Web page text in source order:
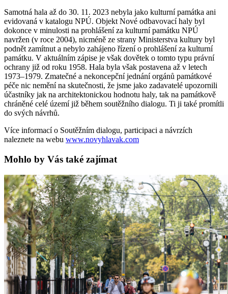
Samotná hala až do 30. 11. 2023 nebyla jako kulturní památka ani
evidovaná v katalogu NPÚ. Objekt Nové odbavovací haly byl
dokonce v minulosti na prohlášení za kulturní památku NPÚ
navržen (v roce 2004), nicméně ze strany Ministerstva kultury byl
podnět zamítnut a nebylo zahájeno řízení o prohlášení za kulturní
památku. V aktuálním zápise je však dovětek o tomto typu právní
ochrany již od roku 1958. Hala byla však postavena až v letech
1973–1979. Zmatečné a nekoncepční jednání orgánů památkové
péče nic nemění na skutečnosti, že jsme jako zadavatelé upozornili
účastníky jak na architektonickou hodnotu haly, tak na památkově
chráněné celé území již během soutěžního dialogu. Ti ji také promítli
do svých návrhů.
Více informací o Soutěžním dialogu, participaci a návrzích
naleznete na webu www.novyhlavak.com
Mohlo by Vás také zajímat